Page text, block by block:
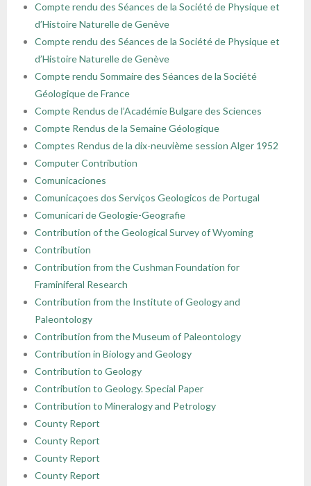
Compte rendu des Séances de la Société de Physique et
d’Histoire Naturelle de Genève
Compte rendu des Séances de la Société de Physique et
d’Histoire Naturelle de Genève
Compte rendu Sommaire des Séances de la Société
Géologique de France
Compte Rendus de l’Académie Bulgare des Sciences
Compte Rendus de la Semaine Géologique
Comptes Rendus de la dix-neuvième session Alger 1952
Computer Contribution
Comunicaciones
Comunicaçoes dos Serviços Geologicos de Portugal
Comunicari de Geologie-Geografie
Contribution of the Geological Survey of Wyoming
Contribution
Contribution from the Cushman Foundation for
Framiniferal Research
Contribution from the Institute of Geology and
Paleontology
Contribution from the Museum of Paleontology
Contribution in Biology and Geology
Contribution to Geology
Contribution to Geology. Special Paper
Contribution to Mineralogy and Petrology
County Report
County Report
County Report
County Report